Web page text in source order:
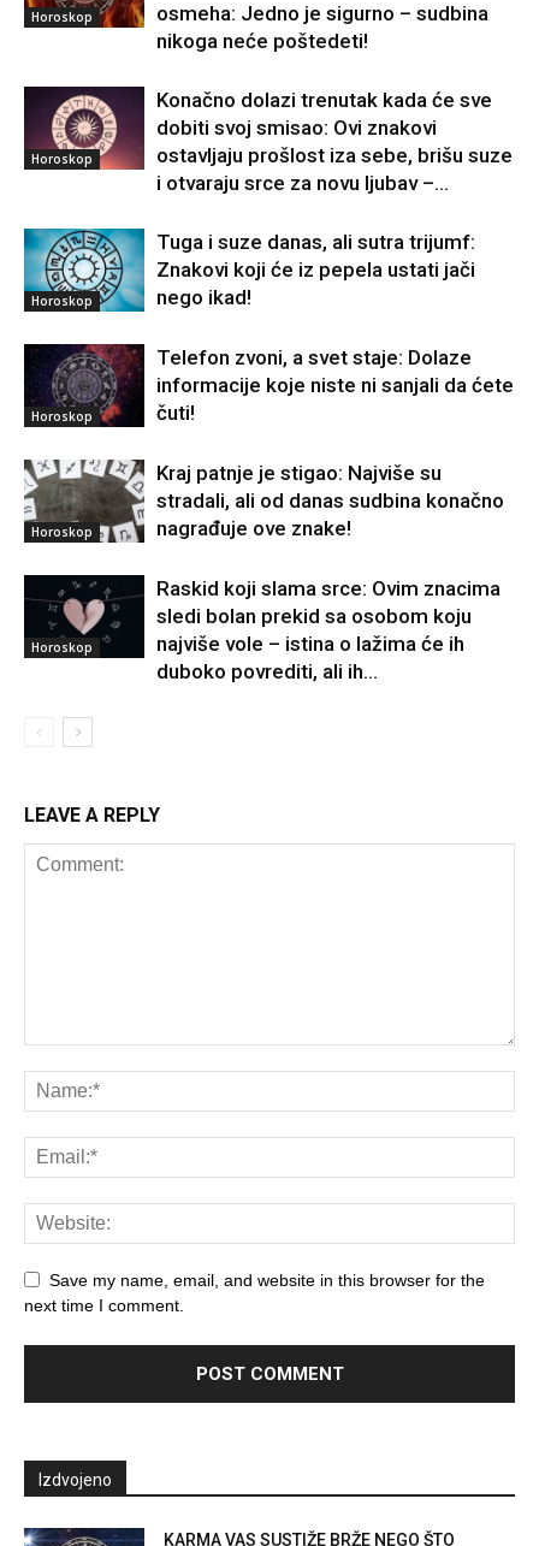
Horoskop
osmeha: Jedno je sigurno – sudbina
nikoga neće poštedeti!
Horoskop
Konačno dolazi trenutak kada će sve
dobiti svoj smisao: Ovi znakovi
ostavljaju prošlost iza sebe, brišu suze
i otvaraju srce za novu ljubav –...
Horoskop
Tuga i suze danas, ali sutra trijumf:
Znakovi koji će iz pepela ustati jači
nego ikad!
Horoskop
Telefon zvoni, a svet staje: Dolaze
informacije koje niste ni sanjali da ćete
čuti!
Horoskop
Kraj patnje je stigao: Najviše su
stradali, ali od danas sudbina konačno
nagrađuje ove znake!
Horoskop
Raskid koji slama srce: Ovim znacima
sledi bolan prekid sa osobom koju
najviše vole – istina o lažima će ih
duboko povrediti, ali ih...
LEAVE A REPLY
Save my name, email, and website in this browser for the
next time I comment.
Izdvojeno
KARMA VAS SUSTIŽE BRŽE NEGO ŠTO